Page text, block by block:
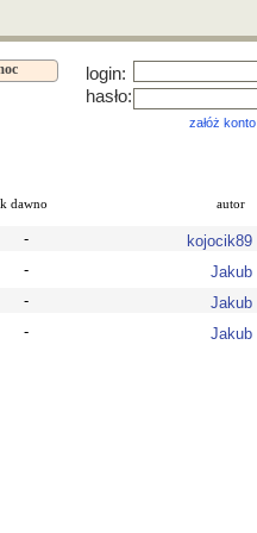
login:
hasło:
załóż konto
dawno autor
-
kojocik89
-
Jakub
-
Jakub
- Jakub